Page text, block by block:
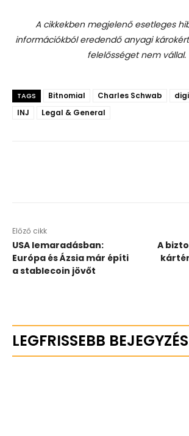
A cikkekben megjelenő esetleges
információkból eredendő anyagi
felelősséget nem vállal.
TAGS Bitnomial Charles Schwab
INJ
Legal & General
Előző cikk
USA lemaradásban:
Európa és Ázsia már építi
a stablecoin jövőt
A
LEGFRISSEBB